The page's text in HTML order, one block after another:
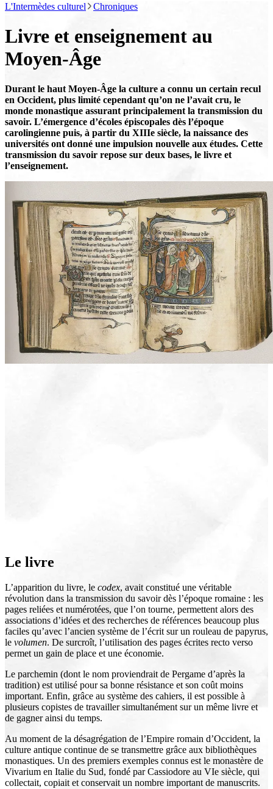
L'Intermèdes culturel Chroniques
Livre et enseignement au
Moyen-Âge
Durant le haut Moyen-Âge la culture a connu un certain recul
en Occident, plus limité cependant qu’on ne l’avait cru, le
monde monastique assurant principalement la transmission du
savoir. L’émergence d’écoles épiscopales dès l’époque
carolingienne puis, à partir du XIIIe siècle, la naissance des
universités ont donné une impulsion nouvelle aux études. Cette
transmission du savoir repose sur deux bases, le livre et
l’enseignement.
Le livre
L’apparition du livre, le codex, avait constitué une véritable
révolution dans la transmission du savoir dès l’époque romaine : les
pages reliées et numérotées, que l’on tourne, permettent alors des
associations d’idées et des recherches de références beaucoup plus
faciles qu’avec l’ancien système de l’écrit sur un rouleau de papyrus,
le volumen. De surcroît, l’utilisation des pages écrites recto verso
permet un gain de place et une économie.
Le parchemin (dont le nom proviendrait de Pergame d’après la
tradition) est utilisé pour sa bonne résistance et son coût moins
important. Enfin, grâce au système des cahiers, il est possible à
plusieurs copistes de travailler simultanément sur un même livre et
de gagner ainsi du temps.
Au moment de la désagrégation de l’Empire romain d’Occident, la
culture antique continue de se transmettre grâce aux bibliothèques
monastiques. Un des premiers exemples connus est le monastère de
Vivarium en Italie du Sud, fondé par Cassiodore au VIe siècle, qui
collectait, copiait et conservait un nombre important de manuscrits.